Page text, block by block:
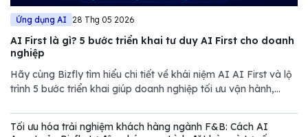
Ứng dụng AI 28 Thg 05 2026
AI First là gì? 5 bước triển khai tư duy AI First cho doanh
nghiệp
Hãy cùng Bizfly tìm hiểu chi tiết về khái niệm AI AI First và lộ
trình 5 bước triển khai giúp doanh nghiệp tối ưu vận hành,
đầy biến động.
Tối ưu hóa trải nghiệm khách hàng ngành F&B: Cách AI